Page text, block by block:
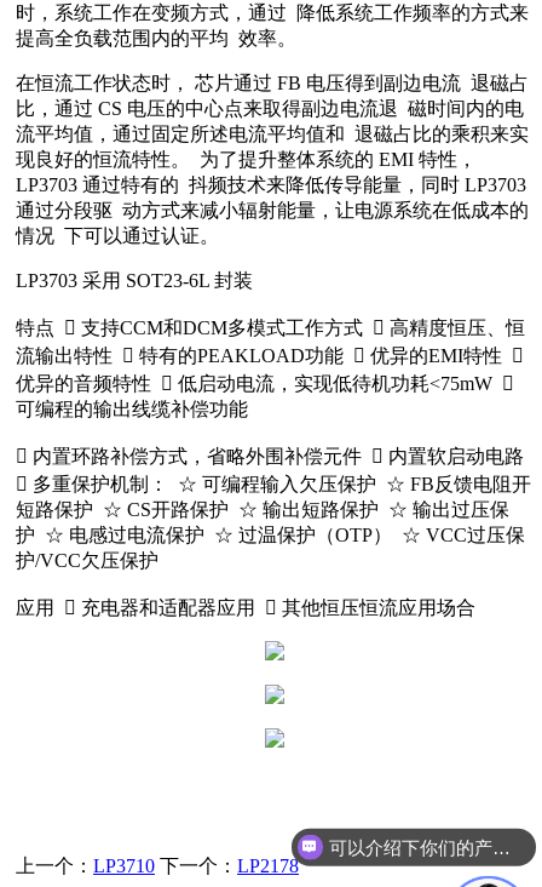
时，系统工作在变频方式，通过 降低系统工作频率的方式来
提高全负载范围内的平均 效率。
在恒流工作状态时， 芯片通过 FB 电压得到副边电流 退磁占
比，通过 CS 电压的中心点来取得副边电流退 磁时间内的电
流平均值，通过固定所述电流平均值和 退磁占比的乘积来实
现良好的恒流特性。 为了提升整体系统的 EMI 特性，
LP3703 通过特有的 抖频技术来降低传导能量，同时 LP3703
通过分段驱 动方式来减小辐射能量，让电源系统在低成本的
情况 下可以通过认证。
LP3703 采用 SOT23-6L 封装
特点  支持CCM和DCM多模式工作方式  高精度恒压、恒
流输出特性  特有的PEAKLOAD功能  优异的EMI特性 
优异的音频特性  低启动电流，实现低待机功耗<75mW 
可编程的输出线缆补偿功能
 内置环路补偿方式，省略外围补偿元件  内置软启动电路
 多重保护机制： ☆ 可编程输入欠压保护 ☆ FB反馈电阻开
短路保护 ☆ CS开路保护 ☆ 输出短路保护 ☆ 输出过压保
护 ☆ 电感过电流保护 ☆ 过温保护（OTP） ☆ VCC过压保
护/VCC欠压保护
应用  充电器和适配器应用  其他恒压恒流应用场合
上一个： LP3710 下一个： LP2178
可以介绍下你们的产品么